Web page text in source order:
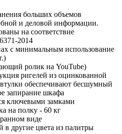
больших объемов
и деловой информации.
на соответствие
2014
с минимальным использование
ролик на YouTube)
ригелей из оцинкованной
обеспечивают бесшумный
запирание шкафа
ключевыми замками
на полку - 60 кг
виде
в другие цвета из палитры